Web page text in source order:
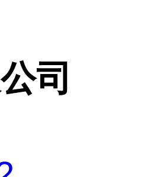
司